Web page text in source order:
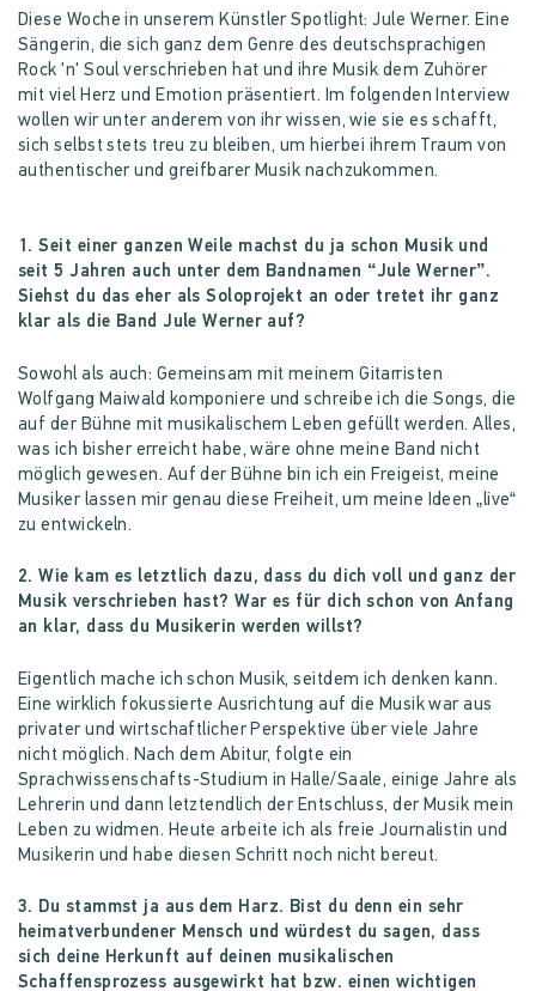
Diese Woche in unserem Künstler Spotlight: Jule Werner. Eine
Sängerin, die sich ganz dem Genre des deutschsprachigen
Rock 'n' Soul verschrieben hat und ihre Musik dem Zuhörer
mit viel Herz und Emotion präsentiert. Im folgenden Interview
wollen wir unter anderem von ihr wissen, wie sie es schafft,
sich selbst stets treu zu bleiben, um hierbei ihrem Traum von
authentischer und greifbarer Musik nachzukommen.
1. Seit einer ganzen Weile machst du ja schon Musik und
seit 5 Jahren auch unter dem Bandnamen “Jule Werner”.
Siehst du das eher als Soloprojekt an oder tretet ihr ganz
klar als die Band Jule Werner auf?
Sowohl als auch: Gemeinsam mit meinem Gitarristen
Wolfgang Maiwald komponiere und schreibe ich die Songs, die
auf der Bühne mit musikalischem Leben gefüllt werden. Alles,
was ich bisher erreicht habe, wäre ohne meine Band nicht
möglich gewesen. Auf der Bühne bin ich ein Freigeist, meine
Musiker lassen mir genau diese Freiheit, um meine Ideen „live“
zu entwickeln.
2. Wie kam es letztlich dazu, dass du dich voll und ganz der
Musik verschrieben hast? War es für dich schon von Anfang
an klar, dass du Musikerin werden willst?
Eigentlich mache ich schon Musik, seitdem ich denken kann.
Eine wirklich fokussierte Ausrichtung auf die Musik war aus
privater und wirtschaftlicher Perspektive über viele Jahre
nicht möglich. Nach dem Abitur, folgte ein
Sprachwissenschafts-Studium in Halle/Saale, einige Jahre als
Lehrerin und dann letztendlich der Entschluss, der Musik mein
Leben zu widmen. Heute arbeite ich als freie Journalistin und
Musikerin und habe diesen Schritt noch nicht bereut.
3. Du stammst ja aus dem Harz. Bist du denn ein sehr
heimatverbundener Mensch und würdest du sagen, dass
sich deine Herkunft auf deinen musikalischen
Schaffensprozess ausgewirkt hat bzw. einen wichtigen